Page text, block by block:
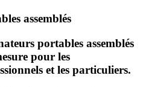
assemblés
portables assemblés
pour les
et les particuliers.